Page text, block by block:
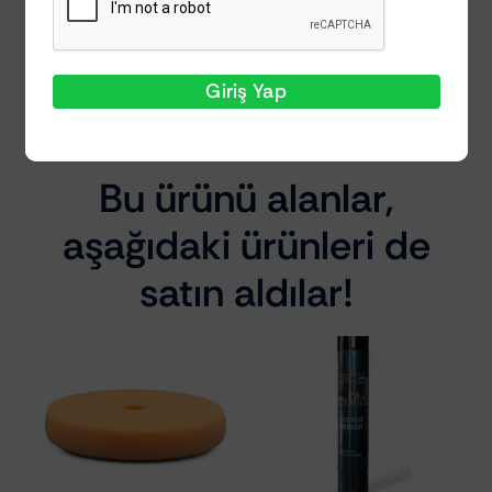
edeceksiniz. Açık hücreli köpük, ısınmayı en
Bu ürünü alanlar,
aşağıdaki ürünleri de
satın aldılar!
Giriş Yap